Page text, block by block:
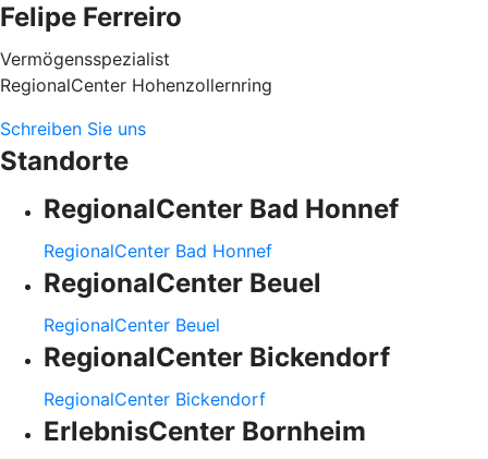
Felipe Ferreiro
Vermögensspezialist
RegionalCenter Hohenzollernring
Schreiben Sie uns
Standorte
RegionalCenter Bad Honnef
RegionalCenter Bad Honnef
RegionalCenter Beuel
RegionalCenter Beuel
RegionalCenter Bickendorf
RegionalCenter Bickendorf
ErlebnisCenter Bornheim